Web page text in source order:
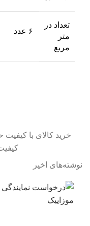
تعداد در
متر
مربع
۶ عدد
خرید کالای با کیفیت
نوشته‌های اخیر